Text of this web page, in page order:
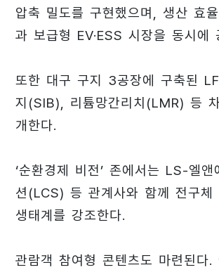
압축 밀도를 구현했으며, 생산 효
과 보급형 EV·ESS 시장을 동시에
또한 대구 구지 3공장에 구축된
지(SIB), 리튬망간리치(LMR) 등
개한다.
‘순환경제 비전’ 존에서는 LS-엘
션(LCS) 등 관계사와 함께 전구체
생태계를 강조한다.
관람객 참여형 콘텐츠도 마련된다